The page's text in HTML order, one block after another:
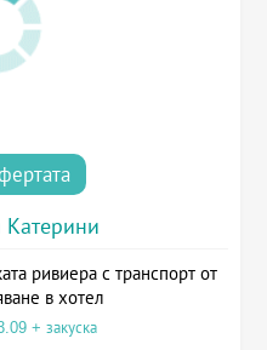
Катерини
ривиера с транспорт от
в хотел
+ закуска